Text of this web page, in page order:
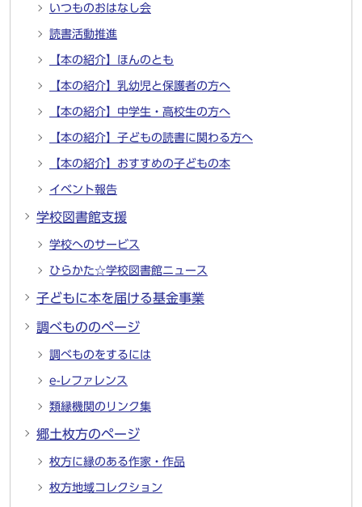
いつものおはなし会
読書活動推進
【本の紹介】ほんのとも
【本の紹介】乳幼児と保護者の方へ
【本の紹介】中学生・高校生の方へ
【本の紹介】子どもの読書に関わる方へ
【本の紹介】おすすめの子どもの本
イベント報告
学校図書館支援
学校へのサービス
ひらかた☆学校図書館ニュース
子どもに本を届ける基金事業
調べもののページ
調べものをするには
e-レファレンス
類縁機関のリンク集
郷土枚方のページ
枚方に縁のある作家・作品
枚方地域コレクション